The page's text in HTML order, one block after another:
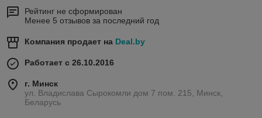
Рейтинг не сформирован
Менее 5 отзывов за последний год
Компания продает на Deal.by
Работает с 26.10.2016
г. Минск
ул. Владислава Сырокомли дом 7 пом. 215, Минск,
Беларусь